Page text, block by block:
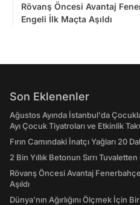
Rövanş Öncesi Avantaj
Engeli İlk Maçta Aşıldı
Son Eklenenler
Ağustos Ayında İstanbul'da
Ayı Çocuk Tiyatroları ve Etkinlik
Fırın Camındaki İnatçı Yağları 20
2 Bin Yıllık Betonun Sırrı Tuvaletten
Rövanş Öncesi Avantaj
Aşıldı
Dünya’nın Ağırlığını Ölçmek İçin